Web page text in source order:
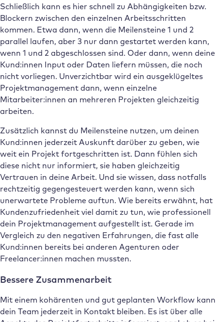
Schließlich kann es hier schnell zu Abhängigkeiten bzw.
Blockern zwischen den einzelnen Arbeitsschritten
kommen. Etwa dann, wenn die Meilensteine 1 und 2
parallel laufen, aber 3 nur dann gestartet werden kann,
wenn 1 und 2 abgeschlossen sind. Oder dann, wenn deine
Kund:innen Input oder Daten liefern müssen, die noch
nicht vorliegen. Unverzichtbar wird ein ausgeklügeltes
Projektmanagement dann, wenn einzelne
Mitarbeiter:innen an mehreren Projekten gleichzeitig
arbeiten.
Zusätzlich kannst du Meilensteine nutzen, um deinen
Kund:innen jederzeit Auskunft darüber zu geben, wie
weit ein Projekt fortgeschritten ist. Dann fühlen sich
diese nicht nur informiert, sie haben gleichzeitig
Vertrauen in deine Arbeit. Und sie wissen, dass notfalls
rechtzeitig gegengesteuert werden kann, wenn sich
unerwartete Probleme auftun. Wie bereits erwähnt, hat
Kundenzufriedenheit viel damit zu tun, wie professionell
dein Projektmanagement aufgestellt ist. Gerade im
Vergleich zu den negativen Erfahrungen, die fast alle
Kund:innen bereits bei anderen Agenturen oder
Freelancer:innen machen mussten.
Bessere Zusammenarbeit
Mit einem kohärenten und gut geplanten Workflow kann
dein Team jederzeit in Kontakt bleiben. Es ist über alle